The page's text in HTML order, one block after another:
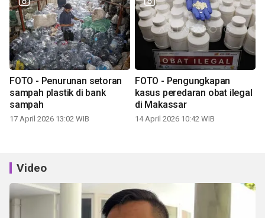
FOTO - Penurunan setoran
sampah plastik di bank
sampah
17 April 2026 13:02 WIB
FOTO - Pengungkapan
kasus peredaran obat ilegal
di Makassar
14 April 2026 10:42 WIB
Video